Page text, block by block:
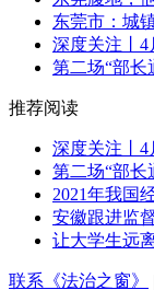
东莞市：城
深度关注丨
第二场“部长
推荐阅读
深度关注丨
第二场“部长
2021年我国
安徽跟进监
让大学生远
联系《法治之窗》